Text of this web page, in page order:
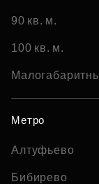
90 кв. м.
100 кв. м.
Метро
Алтуфьево
Бибирево